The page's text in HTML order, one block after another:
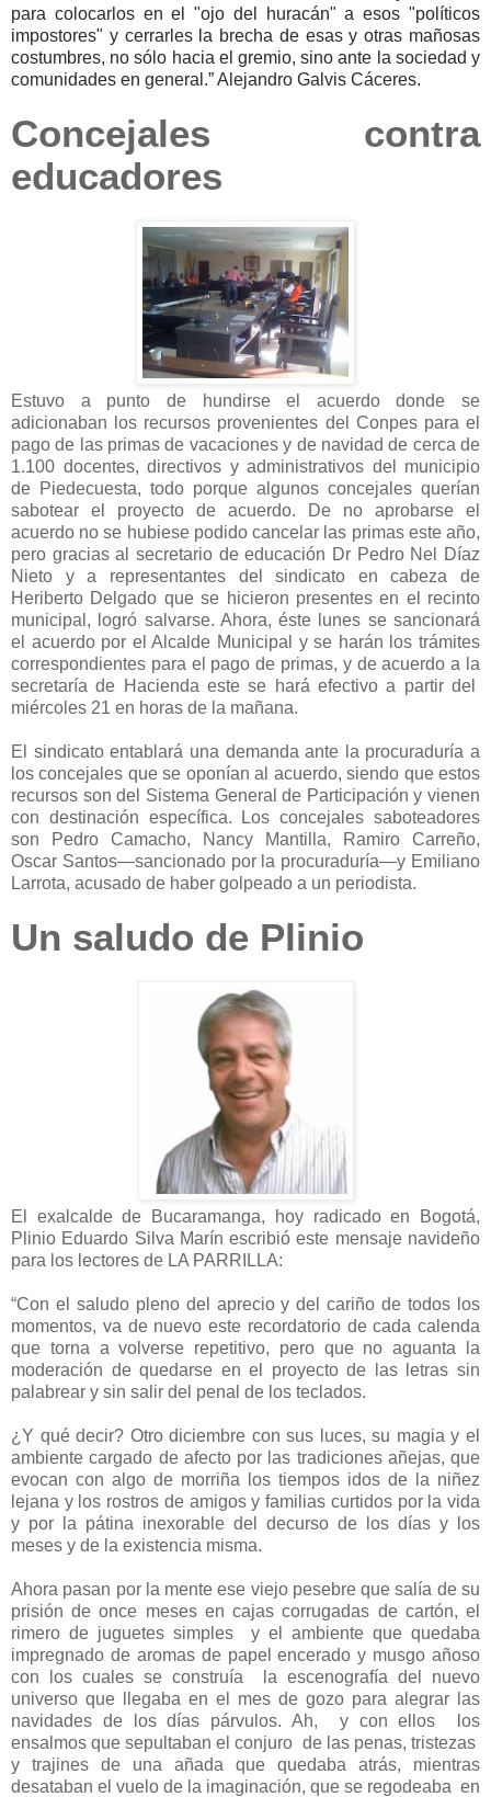
para colocarlos en el "ojo del huracán" a esos "políticos
impostores" y cerrarles la brecha de esas y otras mañosas
costumbres, no sólo hacia el gremio, sino ante la sociedad y
comunidades en general.” Alejandro Galvis Cáceres.
Concejales contra
educadores
Estuvo a punto de hundirse el acuerdo donde se
adicionaban los recursos provenientes del Conpes para el
pago de las primas de vacaciones y de navidad de cerca de
1.100 docentes, directivos y administrativos del municipio
de Piedecuesta, todo porque algunos concejales querían
sabotear el proyecto de acuerdo. De no aprobarse el
acuerdo no se hubiese podido cancelar las primas este año,
pero gracias al secretario de educación Dr Pedro Nel Díaz
Nieto y a representantes del sindicato en cabeza de
Heriberto Delgado que se hicieron presentes en el recinto
municipal, logró salvarse. Ahora, éste lunes se sancionará
el acuerdo por el Alcalde Municipal y se harán los trámites
correspondientes para el pago de primas, y de acuerdo a la
secretaría de Hacienda este se hará efectivo a partir del
miércoles 21 en horas de la mañana.
El sindicato entablará una demanda ante la procuraduría a
los concejales que se oponían al acuerdo, siendo que estos
recursos son del Sistema General de Participación y vienen
con destinación específica. Los concejales saboteadores
son Pedro Camacho, Nancy Mantilla, Ramiro Carreño,
Oscar Santos—sancionado por la procuraduría—y Emiliano
Larrota, acusado de haber golpeado a un periodista.
Un saludo de Plinio
El exalcalde de Bucaramanga, hoy radicado en Bogotá,
Plinio Eduardo Silva Marín escribió este mensaje navideño
para los lectores de LA PARRILLA:
“Con el saludo pleno del aprecio y del cariño de todos los
momentos, va de nuevo este recordatorio de cada calenda
que torna a volverse repetitivo, pero que no aguanta la
moderación de quedarse en el proyecto de las letras sin
palabrear y sin salir del penal de los teclados.
¿Y qué decir? Otro diciembre con sus luces, su magia y el
ambiente cargado de afecto por las tradiciones añejas, que
evocan con algo de morriña los tiempos idos de la niñez
lejana y los rostros de amigos y familias curtidos por la vida
y por la pátina inexorable del decurso de los días y los
meses y de la existencia misma.
Ahora pasan por la mente ese viejo pesebre que salía de su
prisión de once meses en cajas corrugadas de cartón, el
rimero de juguetes simples y el ambiente que quedaba
impregnado de aromas de papel encerado y musgo añoso
con los cuales se construía la escenografía del nuevo
universo que llegaba en el mes de gozo para alegrar las
navidades de los días párvulos. Ah, y con ellos los
ensalmos que sepultaban el conjuro de las penas, tristezas
y trajines de una añada que quedaba atrás, mientras
desataban el vuelo de la imaginación, que se regodeaba en